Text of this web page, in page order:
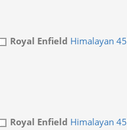
Royal Enfield Himalayan
Royal Enfield Himalayan